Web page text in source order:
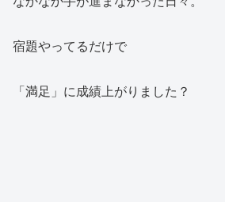
宿題やってるだけで
「満足」に成績上がりました？